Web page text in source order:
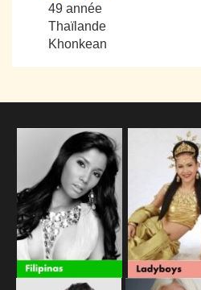
49 année
Thaïlande
Khonkean